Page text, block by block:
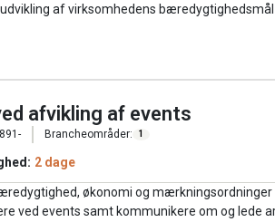
af virksomhedens
afvikling af events
Brancheområder: 1
2 dage
økonomi og
ved events samt kommunikere om og lede